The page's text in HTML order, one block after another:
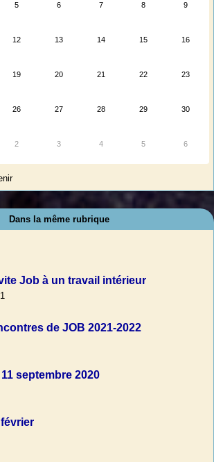
5 6 7 8 9
12 13 14 15 16
19 20 21 22 23
26 27 28 29 30
2 3 4 5 6
Dans la même rubrique
Job à un travail intérieur
de JOB 2021-2022
septembre 2020